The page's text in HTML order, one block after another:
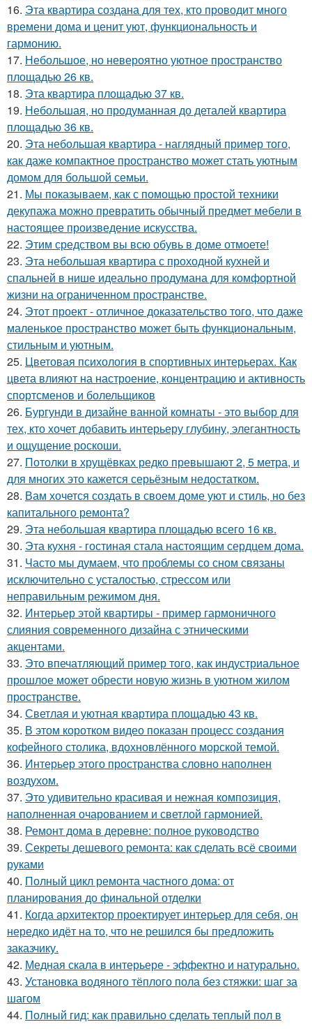
16. Эта квартира создана для тех, кто проводит много
времени дома и ценит уют, функциональность и
гармонию.
17. Небольшое, но невероятно уютное пространство
площадью 26 кв.
18. Эта квартира площадью 37 кв.
19. Небольшая, но продуманная до деталей квартира
площадью 36 кв.
20. Эта небольшая квартира - наглядный пример того,
как даже компактное пространство может стать уютным
домом для большой семьи.
21. Мы показываем, как с помощью простой техники
декупажа можно превратить обычный предмет мебели в
настоящее произведение искусства.
22. Этим средством вы всю обувь в доме отмоете!
23. Эта небольшая квартира с проходной кухней и
спальней в нише идеально продумана для комфортной
жизни на ограниченном пространстве.
24. Этот проект - отличное доказательство того, что даже
маленькое пространство может быть функциональным,
стильным и уютным.
25. Цветовая психология в спортивных интерьерах. Как
цвета влияют на настроение, концентрацию и активность
спортсменов и болельщиков
26. Бургунди в дизайне ванной комнаты - это выбор для
тех, кто хочет добавить интерьеру глубину, элегантность
и ощущение роскоши.
27. Потолки в хрущёвках редко превышают 2, 5 метра, и
для многих это кажется серьёзным недостатком.
28. Вам хочется создать в своем доме уют и стиль, но без
капитального ремонта?
29. Эта небольшая квартира площадью всего 16 кв.
30. Эта кухня - гостиная стала настоящим сердцем дома.
31. Часто мы думаем, что проблемы со сном связаны
исключительно с усталостью, стрессом или
неправильным режимом дня.
32. Интерьер этой квартиры - пример гармоничного
слияния современного дизайна с этническими
акцентами.
33. Это впечатляющий пример того, как индустриальное
прошлое может обрести новую жизнь в уютном жилом
пространстве.
34. Светлая и уютная квартира площадью 43 кв.
35. В этом коротком видео показан процесс создания
кофейного столика, вдохновлённого морской темой.
36. Интерьер этого пространства словно наполнен
воздухом.
37. Это удивительно красивая и нежная композиция,
наполненная очарованием и светлой гармонией.
38. Ремонт дома в деревне: полное руководство
39. Секреты дешевого ремонта: как сделать всё своими
руками
40. Полный цикл ремонта частного дома: от
планирования до финальной отделки
41. Когда архитектор проектирует интерьер для себя, он
нередко идёт на то, что не решился бы предложить
заказчику.
42. Медная скала в интерьере - эффектно и натурально.
43. Установка водяного тёплого пола без стяжки: шаг за
шагом
44. Полный гид: как правильно сделать теплый пол в